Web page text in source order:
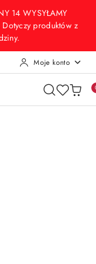
14 WYSYŁAMY
produktów z
Moje konto